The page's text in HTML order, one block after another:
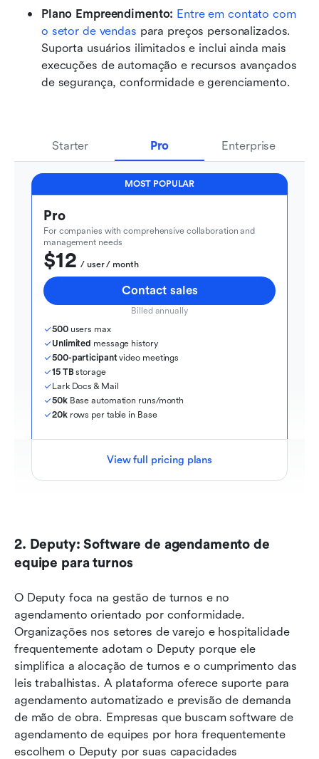
Plano Empreendimento: Entre em contato com
o setor de vendas para preços personalizados.
Suporta usuários ilimitados e inclui ainda mais
execuções de automação e recursos avançados
de segurança, conformidade e gerenciamento.
Starter Pro Enterprise
MOST POPULAR
Pro
For companies with comprehensive collaboration and
management needs
$12
  / user / month
Contact sales
Billed annually
500 users max
Unlimited message history
500-participant video meetings
15 TB storage
Lark Docs & Mail
50k Base automation runs/month
20k rows per table in Base
View full pricing plans
2. Deputy: Software de agendamento de
equipe para turnos
O Deputy foca na gestão de turnos e no
agendamento orientado por conformidade.
Organizações nos setores de varejo e hospitalidade
frequentemente adotam o Deputy porque ele
simplifica a alocação de turnos e o cumprimento das
leis trabalhistas. A plataforma oferece suporte para
agendamento automatizado e previsão de demanda
de mão de obra. Empresas que buscam software de
agendamento de equipes por hora frequentemente
escolhem o Deputy por suas capacidades